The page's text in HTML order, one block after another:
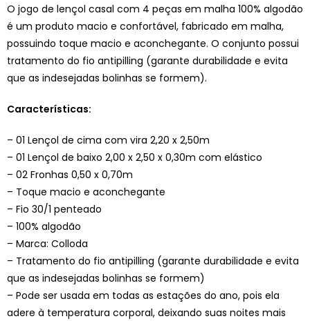
O jogo de lençol casal com 4 peças em malha 100% algodão
é um produto macio e confortável, fabricado em malha,
possuindo toque macio e aconchegante. O conjunto possui
tratamento do fio antipilling (garante durabilidade e evita
que as indesejadas bolinhas se formem).
Características:
– 01 Lençol de cima com vira 2,20 x 2,50m
– 01 Lençol de baixo 2,00 x 2,50 x 0,30m com elástico
– 02 Fronhas 0,50 x 0,70m
– Toque macio e aconchegante
– Fio 30/1 penteado
– 100% algodão
– Marca: Colloda
– Tratamento do fio antipilling (garante durabilidade e evita
que as indesejadas bolinhas se formem)
– Pode ser usada em todas as estações do ano, pois ela
adere à temperatura corporal, deixando suas noites mais